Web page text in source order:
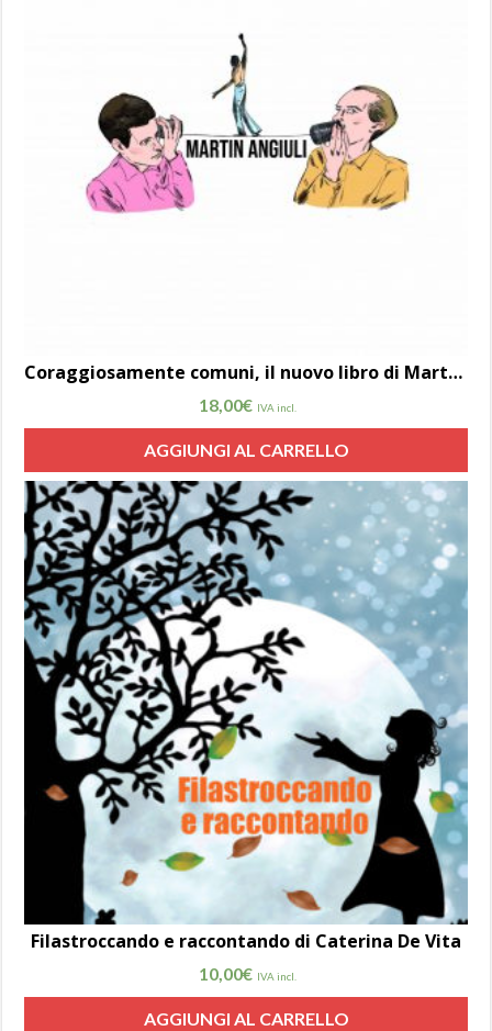
Coraggiosamente comuni, il nuovo libro di Martin Angiuli in italiano e in inglese
18,00€ IVA incl.
AGGIUNGI AL CARRELLO
Filastroccando e raccontando di Caterina De Vita
10,00€ IVA incl.
AGGIUNGI AL CARRELLO